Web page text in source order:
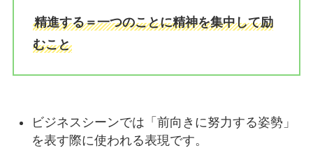
精進する＝一つのことに精神を集中して励
むこと
ビジネスシーンでは「前向きに努力する姿勢」
を表す際に使われる表現です。